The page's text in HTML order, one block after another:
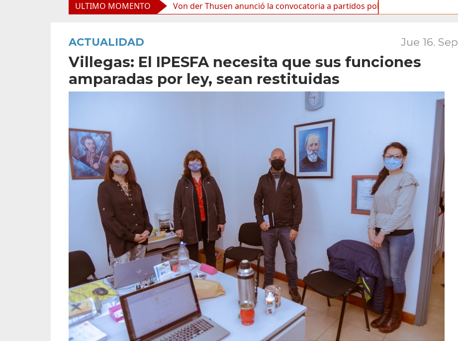
ULTIMO MOMENTO
boliviana”, afirmó Becerra Von der Thusen anunció la convocatoria a partidos políticos por «ficha limpia»
ACTUALIDAD Jue 16. Sep
Villegas: El IPESFA necesita que sus funciones
amparadas por ley, sean restituidas